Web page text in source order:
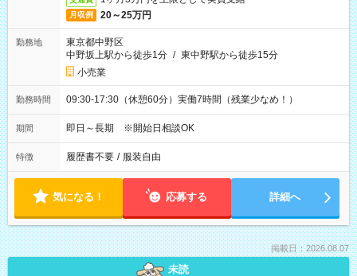
月収例 20～25万円
勤務地
東京都中野区
中野坂上駅から徒歩1分 / 東中野駅から徒歩15分
小売業
勤務時間 09:30-17:30（休憩60分）実働7時間（残業少なめ！）
期間 即日～長期 ※開始日相談OK
特徴 履歴書不要 / 服装自由
気になる！ 応募する 詳細へ
掲載日：2026.08.07
未読